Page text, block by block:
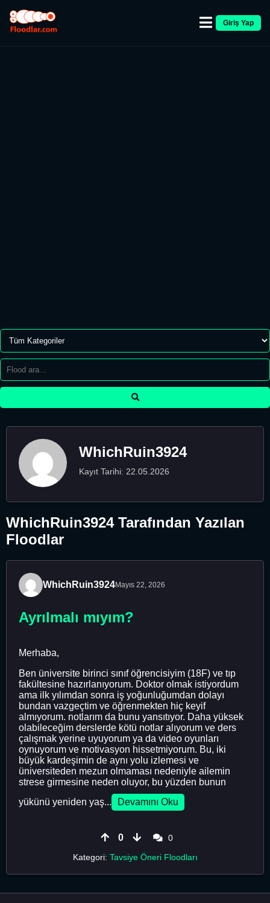
Giriş Yap
WhichRuin3924
Kayıt Tarihi: 22.05.2026
WhichRuin3924 Tarafından Yazılan
Floodlar
WhichRuin3924Mayıs 22, 2026
Ayrılmalı mıyım?
Merhaba,
Ben üniversite birinci sınıf öğrencisiyim (18F) ve tıp
fakültesine hazırlanıyorum. Doktor olmak istiyordum
ama ilk yılımdan sonra iş yoğunluğumdan dolayı
bundan vazgeçtim ve öğrenmekten hiç keyif
almıyorum. notlarım da bunu yansıtıyor. Daha yüksek
olabileceğim derslerde kötü notlar alıyorum ve ders
çalışmak yerine uyuyorum ya da video oyunları
oynuyorum ve motivasyon hissetmiyorum. Bu, iki
büyük kardeşimin de aynı yolu izlemesi ve
üniversiteden mezun olmaması nedeniyle ailemin
strese girmesine neden oluyor, bu yüzden bunun
yükünü yeniden yaş...
Devamını Oku
0
0
Kategori: Tavsiye Öneri Floodları